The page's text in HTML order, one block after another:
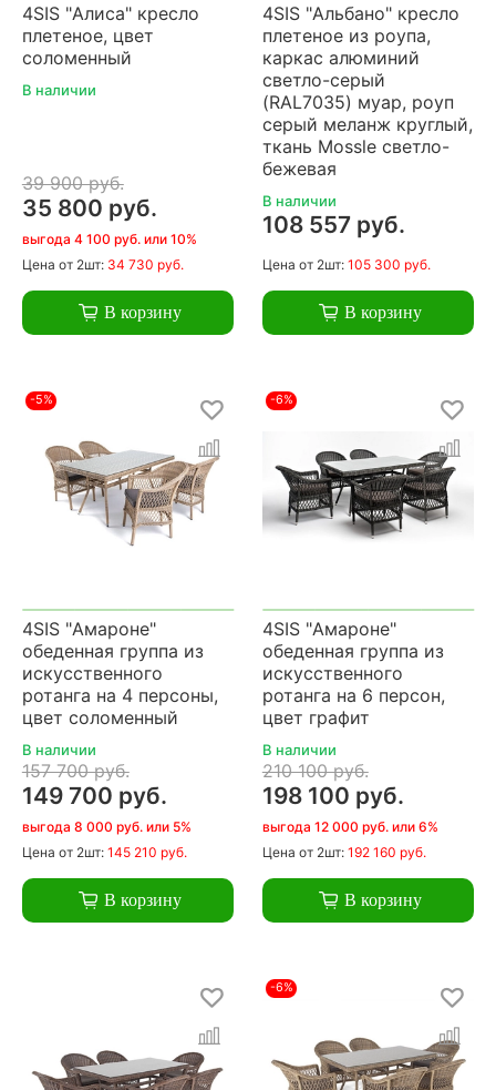
4SIS "Алиса" кресло
плетеное, цвет
соломенный
В наличии
39 900 руб.
35 800 руб.
выгода 4 100 руб. или 10%
Цена от 2шт: 34 730 руб.
В корзину
4SIS "Альбано" кресло
плетеное из роупа,
каркас алюминий
светло-серый
(RAL7035) муар, роуп
серый меланж круглый,
ткань Mossle светло-
бежевая
В наличии
108 557 руб.
Цена от 2шт: 105 300 руб.
В корзину
-5%
4SIS "Амароне"
обеденная группа из
искусственного
ротанга на 4 персоны,
цвет соломенный
В наличии
157 700 руб.
149 700 руб.
выгода 8 000 руб. или 5%
Цена от 2шт: 145 210 руб.
В корзину
-6%
4SIS "Амароне"
обеденная группа из
искусственного
ротанга на 6 персон,
цвет графит
В наличии
210 100 руб.
198 100 руб.
выгода 12 000 руб. или 6%
Цена от 2шт: 192 160 руб.
В корзину
-6%